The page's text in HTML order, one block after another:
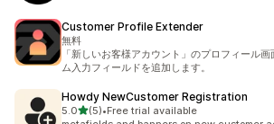
Customer Profile Extender
無料
「新しいお客様アカウント」のプロフィール
ム入力フィールドを追加します。
Howdy NewCustomer Registration
5.0เต็ม 5 ดาว
(5)
ทั้งหมด 5 รีวิว
•Free trial available